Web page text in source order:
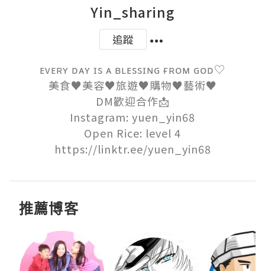
Yin_sharing
追蹤
ᴇᴠᴇʀʏ ᴅᴀʏ ɪs ᴀ ʙʟᴇssɪɴɢ ғʀᴏᴍ ɢᴏᴅ♡
美食♥︎美容♥︎旅遊♥︎購物♥︎藝術♥︎
DM歡迎合作📩
Instagram: yuen_yin68
Open Rice: level 4
https://linktr.ee/yuen_yin68
推薦博客